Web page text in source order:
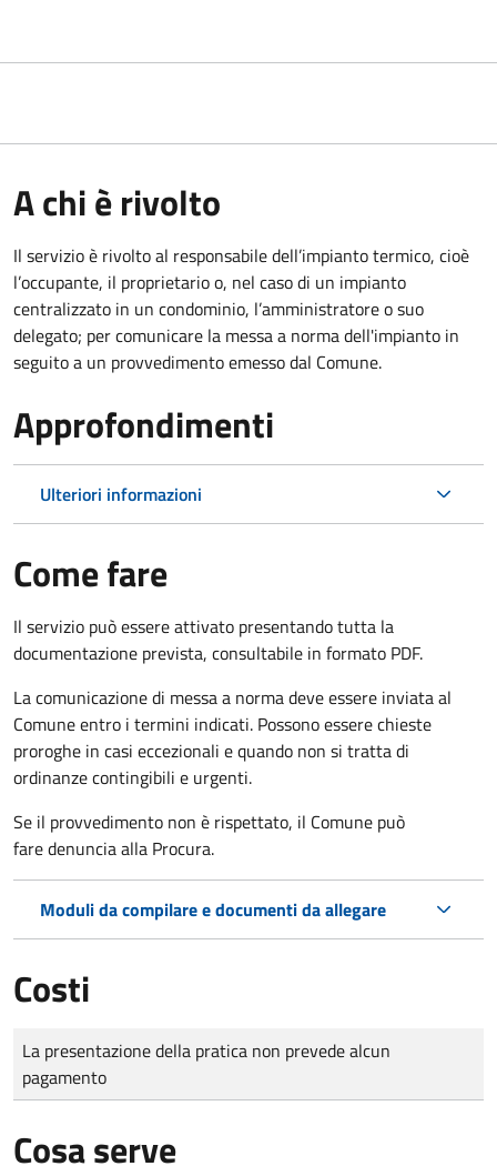
A chi è rivolto
Il servizio è rivolto al responsabile dell’impianto termico, cioè
l’occupante, il proprietario o, nel caso di un impianto
centralizzato in un condominio, l’amministratore o suo
delegato; per comunicare la messa a norma dell'impianto in
seguito a un provvedimento emesso dal Comune.
Approfondimenti
Ulteriori informazioni
Come fare
Il servizio può essere attivato presentando tutta la
documentazione prevista, consultabile in formato PDF.
La comunicazione di messa a norma deve essere inviata al
Comune entro i termini indicati. Possono essere chieste
proroghe in casi eccezionali e quando non si tratta di
ordinanze contingibili e urgenti.
Se il provvedimento non è rispettato, il Comune può
fare denuncia alla Procura.
Moduli da compilare e documenti da allegare
Costi
Tipo di pagamento
Importo
La presentazione della pratica non prevede alcun
pagamento
Cosa serve